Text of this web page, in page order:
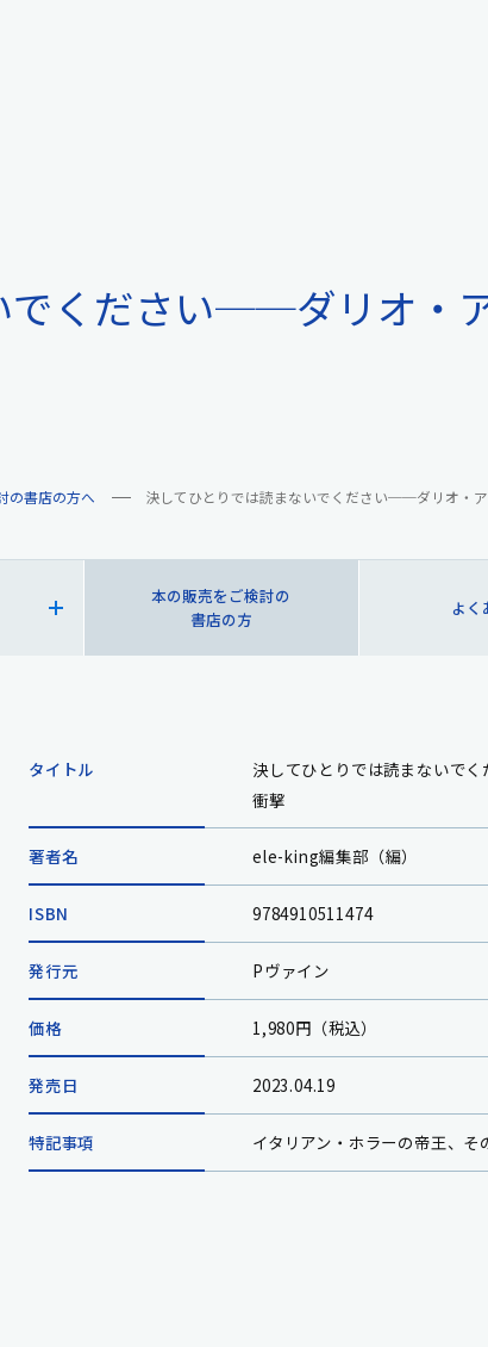
でください──ダリオ・
の書店の方へ 決してひとりでは読まないでください──ダリオ・
本の販売をご検討の
書店の方
よく
タイトル
決してひとりでは読まないで
衝撃
著者名 ele-king編集部（編）
ISBN 9784910511474
発行元 Pヴァイン
価格 1,980円（税込）
発売日 2023.04.19
特記事項 イタリアン・ホラーの帝王、